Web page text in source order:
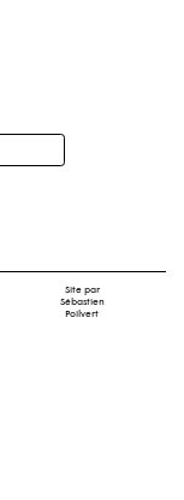
Site par
Sébastien
Poilvert